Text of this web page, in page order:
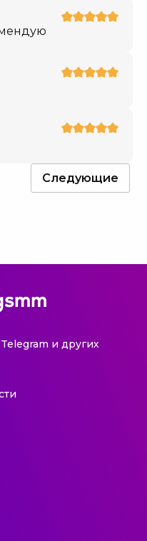
Следующие
и других